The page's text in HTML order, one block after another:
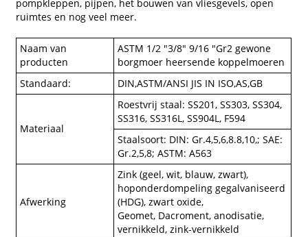
pompkleppen, pijpen, het bouwen van vliesgevels, open
ruimtes en nog veel meer.
Naam van
producten
ASTM 1/2 "3/8" 9/16 "Gr2 gewone
borgmoer heersende koppelmoeren
Standaard:
DIN,ASTM/ANSI JIS IN ISO,AS,GB
Materiaal
Roestvrij staal: SS201, SS303, SS304,
SS316, SS316L, SS904L, F594
Staalsoort: DIN: Gr.4,5,6,8.8,10,; SAE:
Gr.2,5,8; ASTM: A563
Afwerking
Zink (geel, wit, blauw, zwart),
hoponderdompeling gegalvaniseerd
(HDG), zwart oxide,
Geomet, Dacroment, anodisatie,
vernikkeld, zink-vernikkeld